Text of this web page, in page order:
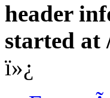
header
started at
ï»¿